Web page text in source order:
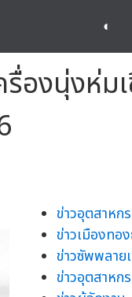
◐
องนุ่งห่ม
ข่าวอุตสาหก
ข่าวเมืองทอ
ข่าวซัพพลาย
ข่าวอุตสาหก